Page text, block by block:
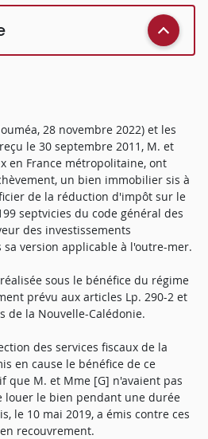
28 novembre 2022) et les
le 30 septembre 2011, M. et
en France métropolitaine, ont
un bien immobilier sis à
de la réduction d'impôt sur le
septvicies du code général des
des investissements
version applicable à l'outre-mer.
sous le bénéfice du régime
prévu aux articles Lp. 290-2 et
de la Nouvelle-Calédonie.
des services fiscaux de la
en cause le bénéfice de ce
que M. et Mme [G] n'avaient pas
louer le bien pendant une durée
le 10 mai 2019, a émis contre ces
recouvrement.